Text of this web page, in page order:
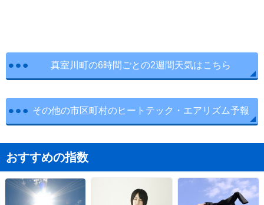
真室川町の6時間ごとの2週間天気はこちら
その他の市区町村のヒートテック・エアリズム予報
おすすめの指数